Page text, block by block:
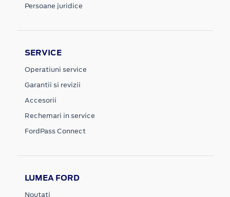
Persoane juridice
SERVICE
Operatiuni service
Garantii si revizii
Accesorii
Rechemari in service
FordPass Connect
LUMEA FORD
Noutati